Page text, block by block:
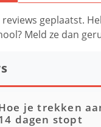
reviews geplaatst.
Meld ze dan
je trekken
dagen stopt